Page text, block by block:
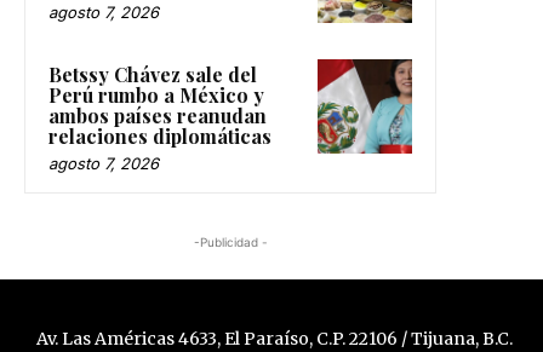
agosto 7, 2026
Betssy Chávez sale del
Perú rumbo a México y
ambos países reanudan
relaciones diplomáticas
agosto 7, 2026
-Publicidad -
Av. Las Américas 4633, El Paraíso, C.P. 22106 / Tijuana, B.C.